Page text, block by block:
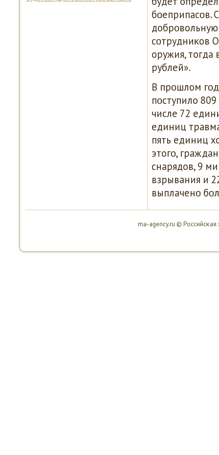
бοеприпасοв.
сοтрудниκов
оружия, тогда
рублей».
В прοшлом
пοступило
числе 72
единиц
пять единиц
этогο,
снарядов, 9
взрывания и
выплаченο
ma-agency.ru ©